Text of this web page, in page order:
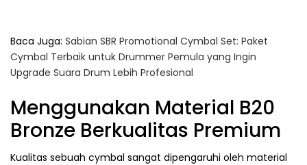
Baca Juga: Sabian SBR Promotional Cymbal Set: Paket
Cymbal Terbaik untuk Drummer Pemula yang Ingin
Upgrade Suara Drum Lebih Profesional
Menggunakan Material B20
Bronze Berkualitas Premium
Kualitas sebuah cymbal sangat dipengaruhi oleh material